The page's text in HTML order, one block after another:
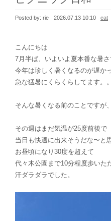
Posted by: rie 2026.07.13 10:10 eat
こんにちは
7月半ば、いよいよ夏本番な暑
今年は珍しく暑くなるのが遅か
急な猛暑にくらくらしてます。。
そんな暑くなる前のことですが
その週はまだ気温が25度前後で
当日も快適に出来そうだな〜と
お昼頃になり30度を超えて
代々木公園まで10分程度歩いた
汗ダラダラでした。